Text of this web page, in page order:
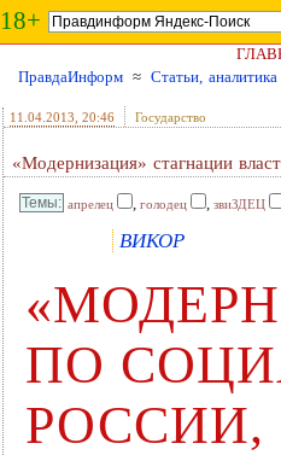
18+
ПравдаИнформ ≈ Статьи, аналитика
11.04.2013 , 20:46 Государство
«Модернизация» стагнации
апрелец , голодец , звиЗДЕЦ
ВИКОР
ПО
РОССИИ,